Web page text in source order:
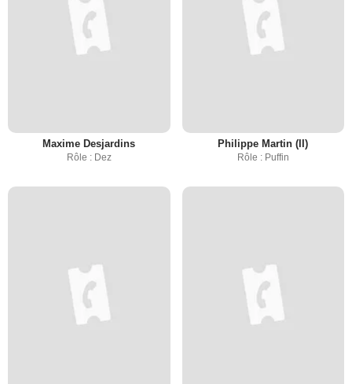
Maxime Desjardins
Rôle : Dez
Philippe Martin (II)
Rôle : Puffin